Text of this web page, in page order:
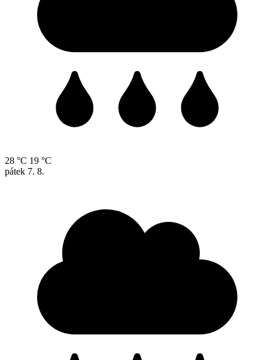
28 °C 19 °C
pátek 7. 8.